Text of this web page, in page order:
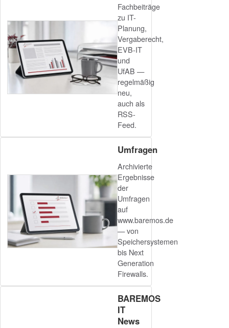
Fachbeiträge
zu IT-
Planung,
Vergaberecht,
EVB-IT
und
UfAB —
regelmäßig
neu,
auch als
RSS-
Feed.
Umfragen
Archivierte
Ergebnisse
der
Umfragen
auf
www.baremos.de
— von
Speichersystemen
bis Next
Generation
Firewalls.
BAREMOS
IT
News